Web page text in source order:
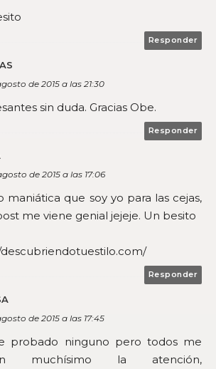
Responder
de 2015 a las 21:30
sin duda. Gracias Obe.
Responder
de 2015 a las 17:06
maniática que soy yo para las cejas,
me viene genial jejeje. Un besito
Responder
de 2015 a las 17:45
probado ninguno pero todos me
muchísimo la atención,